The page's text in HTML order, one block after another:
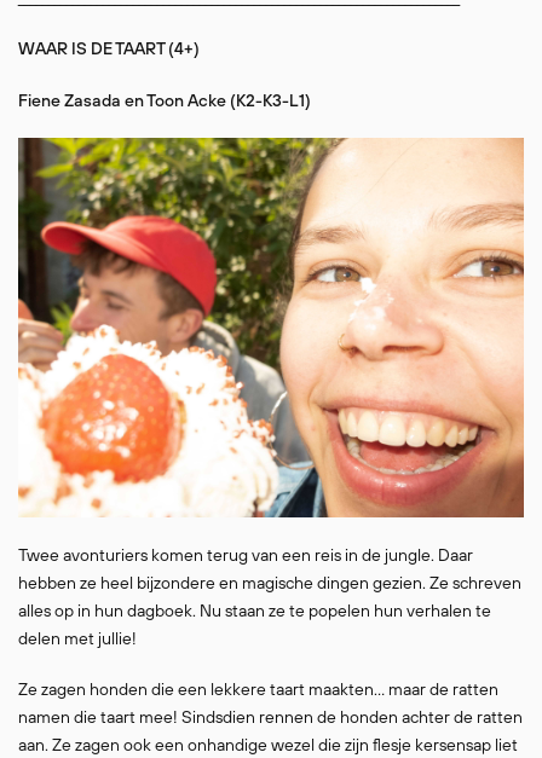
WAAR IS DE TAART (4+)
Fiene Zasada en Toon Acke (K2-K3-L1)
Twee avonturiers komen terug van een reis in de jungle. Daar
hebben ze heel bijzondere en magische dingen gezien. Ze schreven
alles op in hun dagboek. Nu staan ze te popelen hun verhalen te
delen met jullie!
Ze zagen honden die een lekkere taart maakten… maar de ratten
namen die taart mee! Sindsdien rennen de honden achter de ratten
aan. Ze zagen ook een onhandige wezel die zijn flesje kersensap liet